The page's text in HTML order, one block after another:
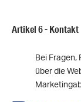
Artikel 6 - Kontakt
Bei
über die